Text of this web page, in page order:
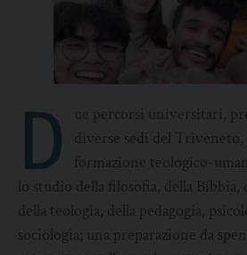
D
ue percorsi universitari,
diverse sedi del Triveneto,
formazione teologico-
lo studio della filosofia, della Bibbia,
della teologia, della pedagogia,
sociologia; una preparazione da